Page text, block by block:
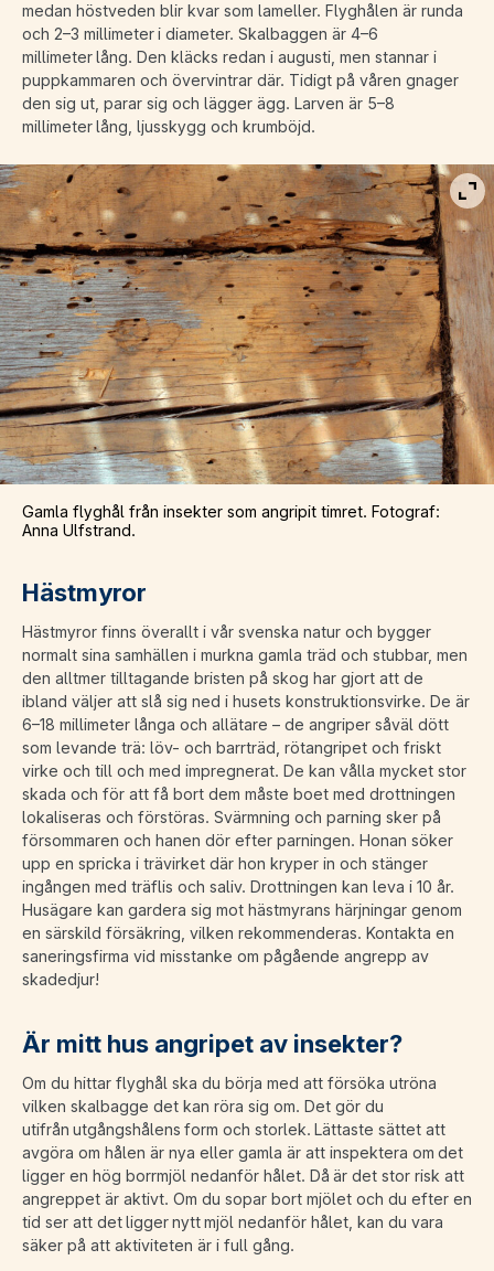
medan höstveden blir kvar som lameller. Flyghålen är runda
och 2–3 millimeter i diameter. Skalbaggen är 4–6
millimeter lång. Den kläcks redan i augusti, men stannar i
puppkammaren och övervintrar där. Tidigt på våren gnager
den sig ut, parar sig och lägger ägg. Larven är 5–8
millimeter lång, ljusskygg och krumböjd.
Gamla flyghål från insekter som angripit timret. Fotograf:
Anna Ulfstrand.
Hästmyror
Hästmyror finns överallt i vår svenska natur och bygger
normalt sina samhällen i murkna gamla träd och stubbar, men
den alltmer tilltagande bristen på skog har gjort att de
ibland väljer att slå sig ned i husets konstruktionsvirke. De är
6–18 millimeter långa och allätare – de angriper såväl dött
som levande trä: löv- och barrträd, rötangripet och friskt
virke och till och med impregnerat. De kan vålla mycket stor
skada och för att få bort dem måste boet med drottningen
lokaliseras och förstöras. Svärmning och parning sker på
försommaren och hanen dör efter parningen. Honan söker
upp en spricka i trävirket där hon kryper in och stänger
ingången med träflis och saliv. Drottningen kan leva i 10 år.
Husägare kan gardera sig mot hästmyrans härjningar genom
en särskild försäkring, vilken rekommenderas. Kontakta en
saneringsfirma vid misstanke om pågående angrepp av
skadedjur!
Är mitt hus angripet av insekter?
Om du hittar flyghål ska du börja med att försöka utröna
vilken skalbagge det kan röra sig om. Det gör du
utifrån utgångshålens form och storlek. Lättaste sättet att
avgöra om hålen är nya eller gamla är att inspektera om det
ligger en hög borrmjöl nedanför hålet. Då är det stor risk att
angreppet är aktivt. Om du sopar bort mjölet och du efter en
tid ser att det ligger nytt mjöl nedanför hålet, kan du vara
säker på att aktiviteten är i full gång.